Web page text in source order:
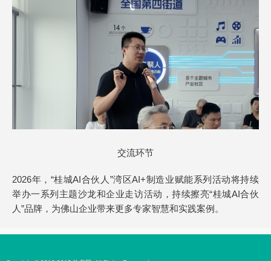
交流环节
2026年，“桂城AI合伙人”湾区AI+制造业赋能系列活动将持续
举办一系列主题沙龙和企业走访活动，持续擦亮“桂城AI合伙
人”品牌，为佛山企业带来更多专家智慧和实践案例。